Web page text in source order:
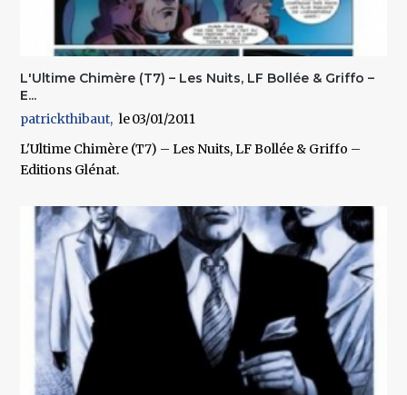
L'Ultime Chimère (T7) – Les Nuits, LF Bollée & Griffo –
E...
patrickthibaut
03/01/2011
L'Ultime Chimère (T7) – Les Nuits, LF Bollée & Griffo –
Editions Glénat.